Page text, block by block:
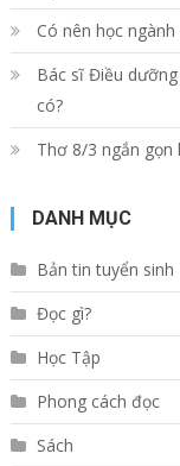
Có nên học
Bác sĩ Điều
có?
Thơ 8/3 ngắn gọn
DANH MỤC
Bản tin tuyển sinh
Đọc gì?
Học Tập
Phong cách đọc
Sách